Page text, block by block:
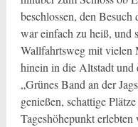
beschlossen, den
war einfach zu heiß, und
Wallfahrtsweg mit vielen
hinein in die Altstadt und
„Grünes Band an der
genießen, schattige
Tageshöhepunkt